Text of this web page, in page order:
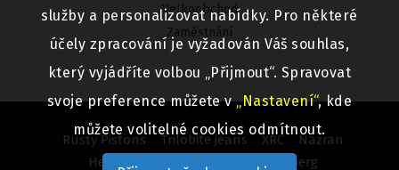
služby a personalizovat nabídky. Pro některé
účely zpracování je vyžadován Váš souhlas,
který vyjádříte volbou „Přijmout“. Spravovat
svoje preference můžete v„Nastavení“, kde
můžete volitelné cookies odmítnout.
Velkoobchod
Zaměstnání
Rusty Pistons Trilobite jeans XRC
Nazran
Helmy NEXX
Helmy Caberg